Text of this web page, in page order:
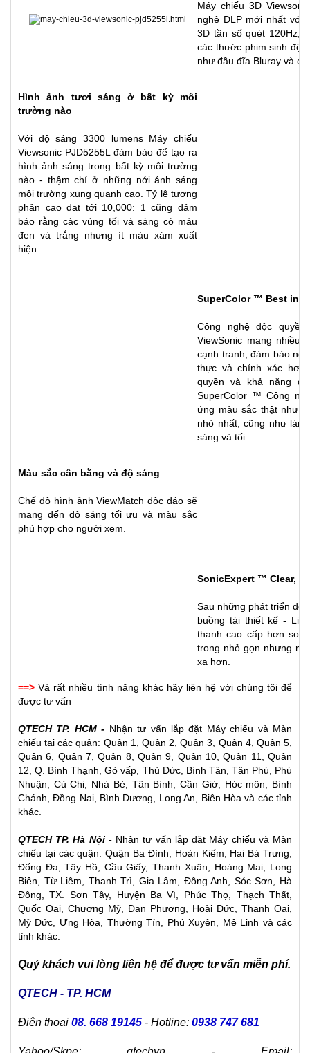
Máy chiếu 3D
nghệ DLP mới nhất với
3D tần số quét 120Hz,
các thước phim sinh
như đầu đĩa Bluray và
Hình ảnh tươi sáng ở bất kỳ môi
trường nào
Với độ sáng 3300 lumens Máy chiếu
Viewsonic PJD5255Lđảm bảo để tạo ra
hình ảnh sáng trong bất kỳ môi trường
nào - thậm chí ở những nới ánh sáng
môi trường xung quanh cao. Tỷ lệ tương
phản cao đạt tới 10,000: 1 cũng đảm
bảo rằng các vùng tối và sáng có màu
đen và trắng nhưng ít màu xám xuất
hiện.
SuperColor ™ Best in
Công nghệ độc
ViewSonic mang
cạnh tranh, đảm bảo
thực và chính xác
quyền và khả năng
SuperColor ™ Công
ứng màu sắc thật như
nhỏ nhất, cũng như
sáng và tối.
Màu sắc cân bằng và độ sáng
Chế độ hình ảnh ViewMatch độc đáo sẽ
mang đến độ sáng tối ưu và màu sắc
phù hợp cho người xem.
SonicExpert ™ Clear,
Sau những phát triển
buồng tái thiết kế -
thanh cao cấp hơn so
trong nhỏ gọn nhưng
xa hơn.
==> Và rất nhiều tính năng khác hãy liên hệ với chúng tôi để
được tư vấn
QTECH TP. HCM - Nhận tư vấn lắp đặt Máy chiếu và Màn
chiếu tại các quận: Quận 1, Quận 2, Quận 3, Quận 4, Quận 5,
Quận 6, Quận 7, Quận 8, Quận 9, Quận 10, Quận 11, Quận
12, Q. Bình Thạnh, Gò vấp, Thủ Đức, Bình Tân, Tân Phú, Phú
Nhuận, Củ Chi, Nhà Bè, Tân Bình, Cần Giờ, Hóc môn, Bình
Chánh, Đồng Nai, Bình Dương, Long An, Biên Hòa và các tỉnh
khác.
QTECH TP. Hà Nội - Nhận tư vấn lắp đặt Máy chiếu và Màn
chiếu tại các quận: Quận Ba Đình, Hoàn Kiếm, Hai Bà Trưng,
Đống Đa, Tây Hồ, Cầu Giấy, Thanh Xuân, Hoàng Mai, Long
Biên, Từ Liêm, Thanh Trì, Gia Lâm, Đông Anh, Sóc Sơn, Hà
Đông, TX. Sơn Tây, Huyện Ba Vì, Phúc Thọ, Thạch Thất,
Quốc Oai, Chương Mỹ, Đan Phượng, Hoài Đức, Thanh Oai,
Mỹ Đức, Ưng Hòa, Thường Tín, Phú Xuyên, Mê Linh và các
tỉnh khác.
Quý khách vui lòng liên hệ để được tư vấn miễn phí.
QTECH - TP. HCM
Điện thoại 08. 668 19145 - Hotline: 0938 747 681